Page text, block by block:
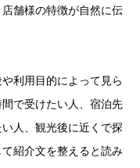
舗様の特徴が自然に伝
利用目的によって見ら
で受けたい人、宿泊先
人、観光後に近くで探
紹介文を整えると読み